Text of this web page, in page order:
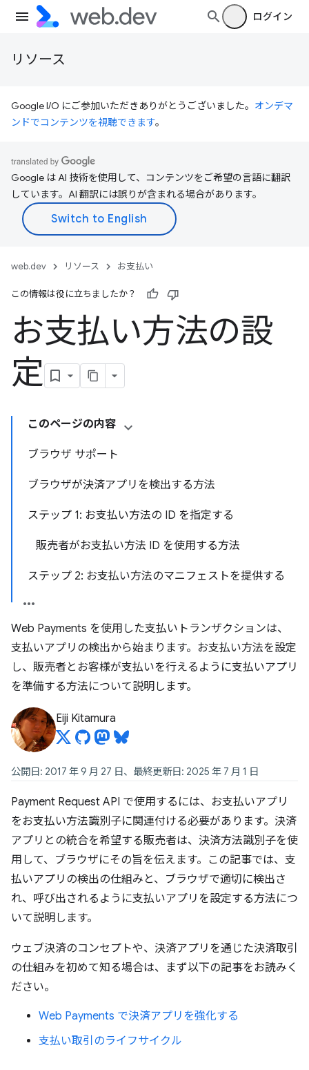
ログイン
リソース
Google I/O にご参加いただきありがとうございました。 オンデマ
ンドでコンテンツを視聴できます。
Google は AI 技術を使用して、コンテンツをご希望の言語に翻訳
しています。AI 翻訳には誤りが含まれる場合があります。
web.dev リソース お支払い
この情報は役に立ちましたか？
お支払い方法の設
定
このページの内容
ブラウザ サポート
ブラウザが決済アプリを検出する方法
ステップ 1: お支払い方法の ID を指定する
販売者がお支払い方法 ID を使用する方法
ステップ 2: お支払い方法のマニフェストを提供する
Web Payments を使用した支払いトランザクションは、
支払いアプリの検出から始まります。お支払い方法を設定
し、販売者とお客様が支払いを行えるように支払いアプリ
を準備する方法について説明します。
Eiji Kitamura
公開日: 2017 年 9 月 27 日、最終更新日: 2025 年 7 月 1 日
Payment Request API で使用するには、お支払いアプリ
をお支払い方法識別子に関連付ける必要があります。決済
アプリとの統合を希望する販売者は、決済方法識別子を使
用して、ブラウザにその旨を伝えます。この記事では、支
払いアプリの検出の仕組みと、ブラウザで適切に検出さ
れ、呼び出されるように支払いアプリを設定する方法につ
いて説明します。
ウェブ決済のコンセプトや、決済アプリを通じた決済取引
の仕組みを初めて知る場合は、まず以下の記事をお読みく
ださい。
Web Payments で決済アプリを強化する
支払い取引のライフサイクル